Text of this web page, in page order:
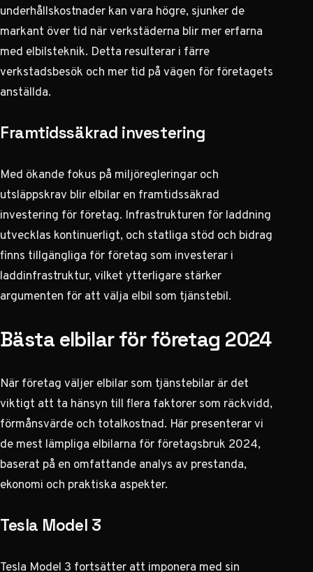
underhållskostnader kan vara högre, sjunker de
markant över tid när verkstäderna blir mer erfarna
med elbilsteknik. Detta resulterar i färre
verkstadsbesök och mer tid på vägen för företagets
anställda.
Framtidssäkrad investering
Med ökande fokus på miljöregleringar och
utsläppskrav blir elbilar en framtidssäkrad
investering för företag. Infrastrukturen för laddning
utvecklas kontinuerligt, och statliga stöd och bidrag
finns tillgängliga för företag som investerar i
laddinfrastruktur, vilket ytterligare stärker
argumenten för att välja elbil som tjänstebil.
Bästa elbilar för företag 2024
När företag väljer elbilar som tjänstebilar är det
viktigt att ta hänsyn till flera faktorer som räckvidd,
förmånsvärde och totalkostnad. Här presenterar vi
de mest lämpliga elbilarna för företagsbruk 2024,
baserat på en omfattande analys av prestanda,
ekonomi och praktiska aspekter.
Tesla Model 3
Tesla Model 3 fortsätter att imponera med sin